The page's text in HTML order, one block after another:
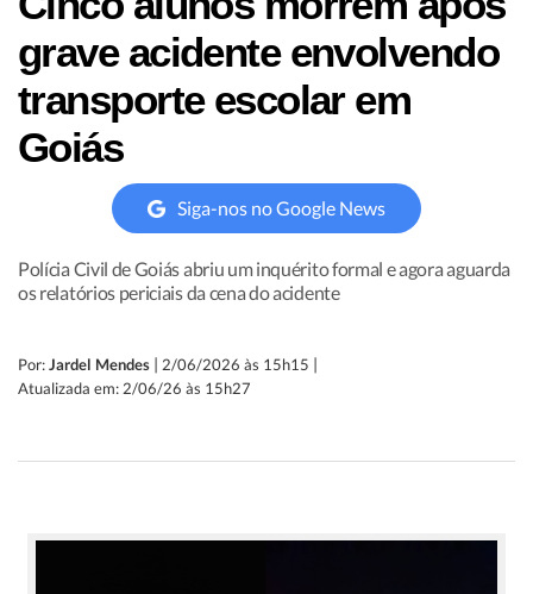
grave acidente envolvendo
transporte escolar em
Goiás
Siga-nos no Google News
Polícia Civil de Goiás abriu um inquérito formal e agora aguarda
os relatórios periciais da cena do acidente
Por:Jardel Mendes | 2/06/2026 às 15h15 |
Atualizada em: 2/06/26 às 15h27